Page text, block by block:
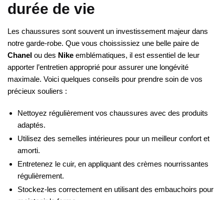
durée de vie
Les chaussures sont souvent un investissement majeur dans
notre garde-robe. Que vous choississiez une belle paire de
Chanel ou des Nike emblématiques, il est essentiel de leur
apporter l’entretien approprié pour assurer une longévité
maximale. Voici quelques conseils pour prendre soin de vos
précieux souliers :
Nettoyez régulièrement vos chaussures avec des produits
adaptés.
Utilisez des semelles intérieures pour un meilleur confort et
amorti.
Entretenez le cuir, en appliquant des crèmes nourrissantes
régulièrement.
Stockez-les correctement en utilisant des embauchoirs pour